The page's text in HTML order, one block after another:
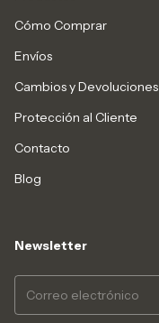
Cómo Comprar
Envíos
Cambios y Devoluciones
Protección al Cliente
Contacto
Blog
Newsletter